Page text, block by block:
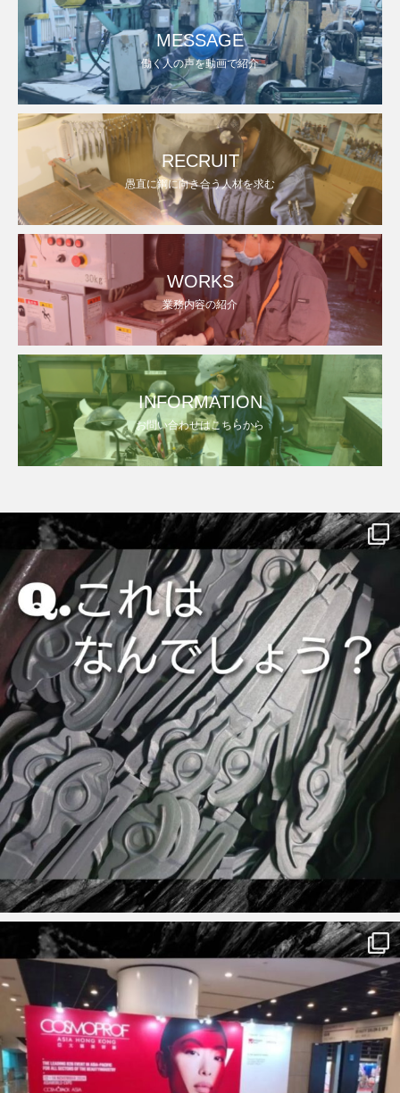
MESSAGE
働く人の声を動画で紹介
RECRUIT
愚直に鋼に向き合う人材を求む
WORKS
業務内容の紹介
INFORMATION
お問い合わせはこちらから